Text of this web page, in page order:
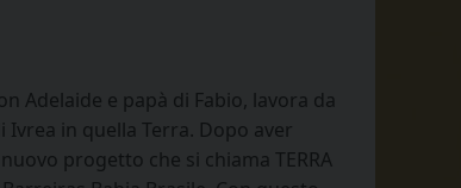
Adelaide e papà di Fabio, lavora da
Ivrea in quella Terra. Dopo aver
progetto che si chiama TERRA